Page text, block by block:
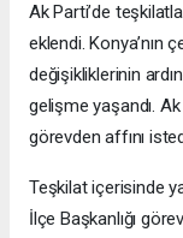
Ak Parti’de
eklendi. Konya’nın
değişikliklerinin
gelişme yaşandı.
görevden affını
Teşkilat içerisinde
İlçe Başkanlığı